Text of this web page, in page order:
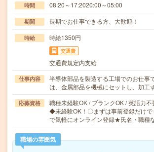
時間 08:20～17:2020:00～05:00
期間 長期でお仕事できる方、大歓迎！
時給 時給1350円
交通費
交通費規定内支給
仕事内容
半導体部品を製造する工場でのお仕事
は、金属部品を機械にセットし、加工
応募資格
職種未経験OK / ブランクOK / 英語力不
◆未経験OK！〇まずは事前登録だけ
で気軽にオンライン登録★氏名・職種
職場の雰囲気